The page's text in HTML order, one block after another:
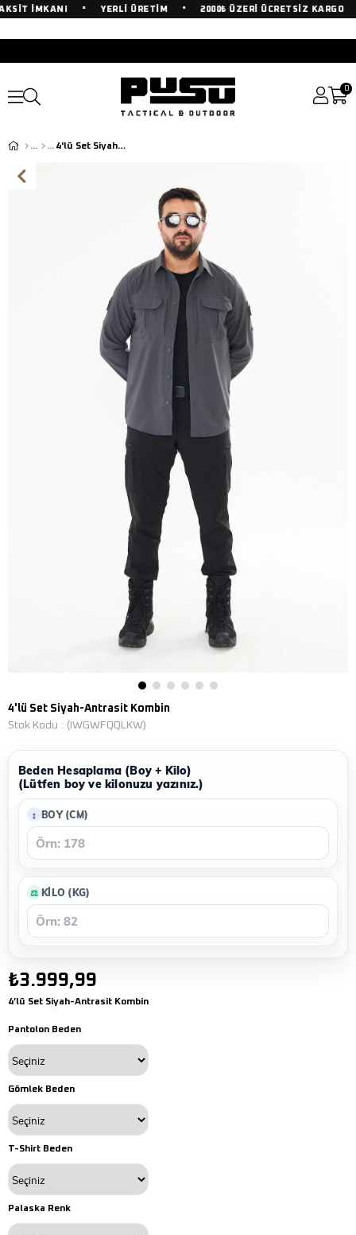
İMKANI YERLİ ÜRETİM 2000₺ ÜZERİ ÜCRETSİZ KARGO
0
4'lü Set Siyah-Antrasit Kombin
4'lü Set Siyah-Antrasit Kombin
Stok Kodu
(IWGWFQQLKW)
Beden Hesaplama (Boy + Kilo)
(Lütfen boy ve kilonuzu yazınız.)
BOY (CM)
KILO (KG)
₺3.999,99
4’lü Set Siyah-Antrasit Kombin
Pantolon Beden
Gömlek Beden
T-Shirt Beden
Palaska Renk